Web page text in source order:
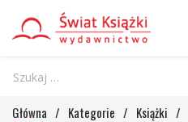
Główna / Kategorie / Książki /